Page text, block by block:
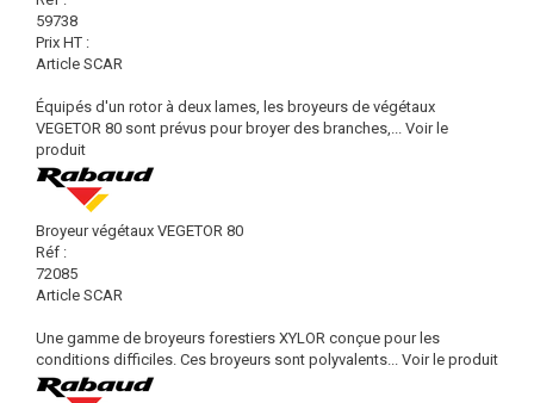
59738
Prix HT :
Article SCAR
Équipés d'un rotor à deux lames, les broyeurs de végétaux
VEGETOR 80 sont prévus pour broyer des branches,... Voir le
produit
Broyeur végétaux VEGETOR 80
Réf :
72085
Article SCAR
Une gamme de broyeurs forestiers XYLOR conçue pour les
conditions difficiles. Ces broyeurs sont polyvalents... Voir le produit